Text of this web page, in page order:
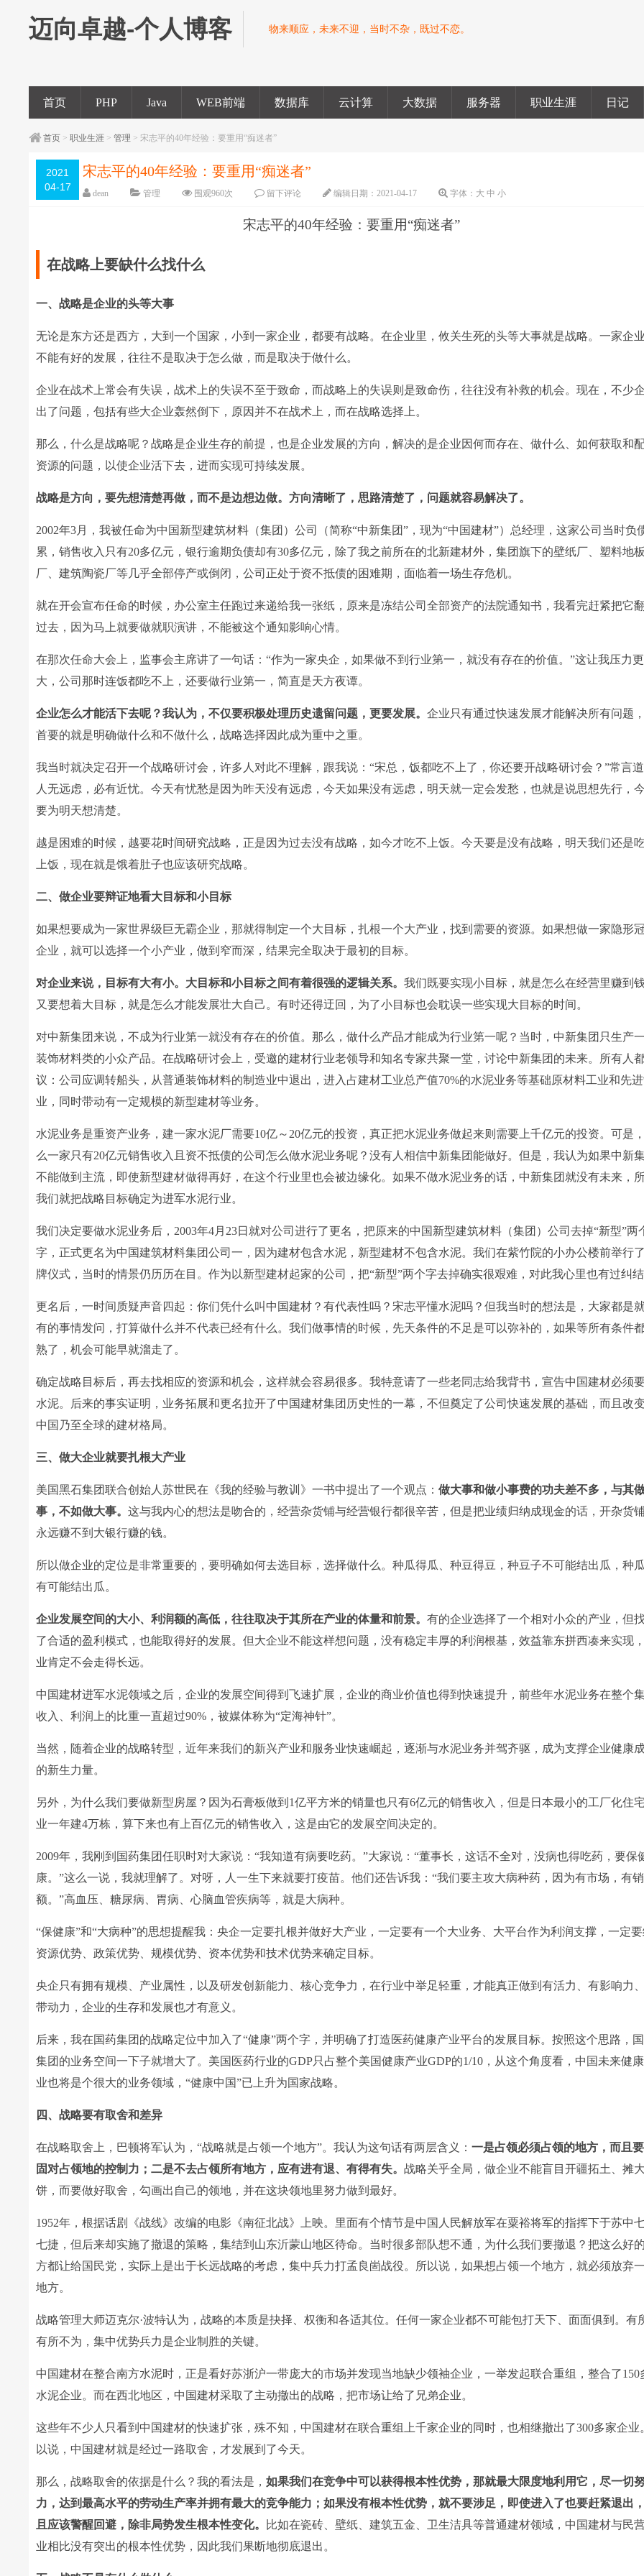
迈向卓越-个人博客 物来顺应，未来不迎，当时不杂，既过不恋。
首页 PHP Java WEB前端 数据库 云计算 大数据 服务器 职业生涯 日记
首页 >职业生涯 >管理 > 宋志平的40年经验：要重用“痴迷者”
2021
04-17
宋志平的40年经验：要重用“痴迷者”
dean 管理 围观960次 留下评论 编辑日期：2021-04-17 字体： 大 中 小
宋志平的40年经验：要重用“痴迷者”
在战略上要缺什么找什么
一、战略是企业的头等大事
无论是东方还是西方，大到一个国家，小到一家企业，都要有战略。在企业里，攸关生死的头等大事就是战略。一家企
不能有好的发展，往往不是取决于怎么做，而是取决于做什么。
企业在战术上常会有失误，战术上的失误不至于致命，而战略上的失误则是致命伤，往往没有补救的机会。现在，不少
出了问题，包括有些大企业轰然倒下，原因并不在战术上，而在战略选择上。
那么，什么是战略呢？战略是企业生存的前提，也是企业发展的方向，解决的是企业因何而存在、做什么、如何获取和
资源的问题，以使企业活下去，进而实现可持续发展。
战略是方向，要先想清楚再做，而不是边想边做。方向清晰了，思路清楚了，问题就容易解决了。
2002年3月，我被任命为中国新型建筑材料（集团）公司（简称“中新集团”，现为“中国建材”）总经理，这家公司当时负
累，销售收入只有20多亿元，银行逾期负债却有30多亿元，除了我之前所在的北新建材外，集团旗下的壁纸厂、塑料地
厂、建筑陶瓷厂等几乎全部停产或倒闭，公司正处于资不抵债的困难期，面临着一场生存危机。
就在开会宣布任命的时候，办公室主任跑过来递给我一张纸，原来是冻结公司全部资产的法院通知书，我看完赶紧把它
过去，因为马上就要做就职演讲，不能被这个通知影响心情。
在那次任命大会上，监事会主席讲了一句话：“作为一家央企，如果做不到行业第一，就没有存在的价值。”这让我压力更
大，公司那时连饭都吃不上，还要做行业第一，简直是天方夜谭。
企业怎么才能活下去呢？我认为，不仅要积极处理历史遗留问题，更要发展。企业只有通过快速发展才能解决所有问题
首要的就是明确做什么和不做什么，战略选择因此成为重中之重。
我当时就决定召开一个战略研讨会，许多人对此不理解，跟我说：“宋总，饭都吃不上了，你还要开战略研讨会？”常言
人无远虑，必有近忧。今天有忧愁是因为昨天没有远虑，今天如果没有远虑，明天就一定会发愁，也就是说思想先行，
要为明天想清楚。
越是困难的时候，越要花时间研究战略，正是因为过去没有战略，如今才吃不上饭。今天要是没有战略，明天我们还是
上饭，现在就是饿着肚子也应该研究战略。
二、做企业要辩证地看大目标和小目标
如果想要成为一家世界级巨无霸企业，那就得制定一个大目标，扎根一个大产业，找到需要的资源。如果想做一家隐形
企业，就可以选择一个小产业，做到窄而深，结果完全取决于最初的目标。
对企业来说，目标有大有小。大目标和小目标之间有着很强的逻辑关系。我们既要实现小目标，就是怎么在经营里赚到
又要想着大目标，就是怎么才能发展壮大自己。有时还得迂回，为了小目标也会耽误一些实现大目标的时间。
对中新集团来说，不成为行业第一就没有存在的价值。那么，做什么产品才能成为行业第一呢？当时，中新集团只生产
装饰材料类的小众产品。在战略研讨会上，受邀的建材行业老领导和知名专家共聚一堂，讨论中新集团的未来。所有人
议：公司应调转船头，从普通装饰材料的制造业中退出，进入占建材工业总产值70%的水泥业务等基础原材料工业和先
业，同时带动有一定规模的新型建材等业务。
水泥业务是重资产业务，建一家水泥厂需要10亿～20亿元的投资，真正把水泥业务做起来则需要上千亿元的投资。可是
么一家只有20亿元销售收入且资不抵债的公司怎么做水泥业务呢？没有人相信中新集团能做好。但是，我认为如果中新
不能做到主流，即使新型建材做得再好，在这个行业里也会被边缘化。如果不做水泥业务的话，中新集团就没有未来，
我们就把战略目标确定为进军水泥行业。
我们决定要做水泥业务后，2003年4月23日就对公司进行了更名，把原来的中国新型建筑材料（集团）公司去掉“新型”两
字，正式更名为中国建筑材料集团公司一，因为建材包含水泥，新型建材不包含水泥。我们在紫竹院的小办公楼前举行
牌仪式，当时的情景仍历历在目。作为以新型建材起家的公司，把“新型”两个字去掉确实很艰难，对此我心里也有过纠
更名后，一时间质疑声音四起：你们凭什么叫中国建材？有代表性吗？宋志平懂水泥吗？但我当时的想法是，大家都是
有的事情发问，打算做什么并不代表已经有什么。我们做事情的时候，先天条件的不足是可以弥补的，如果等所有条件
熟了，机会可能早就溜走了。
确定战略目标后，再去找相应的资源和机会，这样就会容易很多。我特意请了一些老同志给我背书，宣告中国建材必须
水泥。后来的事实证明，业务拓展和更名拉开了中国建材集团历史性的一幕，不但奠定了公司快速发展的基础，而且改
中国乃至全球的建材格局。
三、做大企业就要扎根大产业
美国黑石集团联合创始人苏世民在《我的经验与教训》一书中提出了一个观点：做大事和做小事费的功夫差不多，与其
事，不如做大事。这与我内心的想法是吻合的，经营杂货铺与经营银行都很辛苦，但是把业绩归纳成现金的话，开杂货
永远赚不到大银行赚的钱。
所以做企业的定位是非常重要的，要明确如何去选目标，选择做什么。种瓜得瓜、种豆得豆，种豆子不可能结出瓜，种
有可能结出瓜。
企业发展空间的大小、利润额的高低，往往取决于其所在产业的体量和前景。有的企业选择了一个相对小众的产业，但
了合适的盈利模式，也能取得好的发展。但大企业不能这样想问题，没有稳定丰厚的利润根基，效益靠东拼西凑来实现
业肯定不会走得长远。
中国建材进军水泥领域之后，企业的发展空间得到飞速扩展，企业的商业价值也得到快速提升，前些年水泥业务在整个
收入、利润上的比重一直超过90%，被媒体称为“定海神针”。
当然，随着企业的战略转型，近年来我们的新兴产业和服务业快速崛起，逐渐与水泥业务并驾齐驱，成为支撑企业健康
的新生力量。
另外，为什么我们要做新型房屋？因为石膏板做到1亿平方米的销量也只有6亿元的销售收入，但是日本最小的工厂化住
业一年建4万栋，算下来也有上百亿元的销售收入，这是由它的发展空间决定的。
2009年，我刚到国药集团任职时对大家说：“我知道有病要吃药。”大家说：“董事长，这话不全对，没病也得吃药，要保
康。”这么一说，我就理解了。对呀，人一生下来就要打疫苗。他们还告诉我：“我们要主攻大病种药，因为有市场，有
额。”高血压、糖尿病、胃病、心脑血管疾病等，就是大病种。
“保健康”和“大病种”的思想提醒我：央企一定要扎根并做好大产业，一定要有一个大业务、大平台作为利润支撑，一定
资源优势、政策优势、规模优势、资本优势和技术优势来确定目标。
央企只有拥有规模、产业属性，以及研发创新能力、核心竞争力，在行业中举足轻重，才能真正做到有活力、有影响力
带动力，企业的生存和发展也才有意义。
后来，我在国药集团的战略定位中加入了“健康”两个字，并明确了打造医药健康产业平台的发展目标。按照这个思路，
集团的业务空间一下子就增大了。美国医药行业的GDP只占整个美国健康产业GDP的1/10，从这个角度看，中国未来健
业也将是个很大的业务领域，“健康中国”已上升为国家战略。
四、战略要有取舍和差异
在战略取舍上，巴顿将军认为，“战略就是占领一个地方”。我认为这句话有两层含义：一是占领必须占领的地方，而且
固对占领地的控制力；二是不去占领所有地方，应有进有退、有得有失。战略关乎全局，做企业不能盲目开疆拓土、摊
饼，而要做好取舍，勾画出自己的领地，并在这块领地里努力做到最好。
1952年，根据话剧《战线》改编的电影《南征北战》上映。里面有个情节是中国人民解放军在粟裕将军的指挥下于苏中
七捷，但后来却实施了撤退的策略，集结到山东沂蒙山地区待命。当时很多部队想不通，为什么我们要撤退？把这么好
方都让给国民党，实际上是出于长远战略的考虑，集中兵力打孟良崮战役。所以说，如果想占领一个地方，就必须放弃
地方。
战略管理大师迈克尔·波特认为，战略的本质是抉择、权衡和各适其位。任何一家企业都不可能包打天下、面面俱到。有
有所不为，集中优势兵力是企业制胜的关键。
中国建材在整合南方水泥时，正是看好苏浙沪一带庞大的市场并发现当地缺少领袖企业，一举发起联合重组，整合了150
水泥企业。而在西北地区，中国建材采取了主动撤出的战略，把市场让给了兄弟企业。
这些年不少人只看到中国建材的快速扩张，殊不知，中国建材在联合重组上千家企业的同时，也相继撤出了300多家企业
以说，中国建材就是经过一路取舍，才发展到了今天。
那么，战略取舍的依据是什么？我的看法是，如果我们在竞争中可以获得根本性优势，那就最大限度地利用它，尽一切
力，达到最高水平的劳动生产率并拥有最大的竞争能力；如果没有根本性优势，就不要涉足，即使进入了也要赶紧退出
且应该警醒回避，除非局势发生根本性变化。 比如在瓷砖、壁纸、建筑五金、卫生洁具等普通建材领域，中国建材与民
业相比没有突出的根本性优势，因此我们果断地彻底退出。